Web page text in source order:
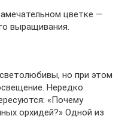
цветке —
выращивания.
но при этом
Нередко
«Почему
орхидей?» Одной из